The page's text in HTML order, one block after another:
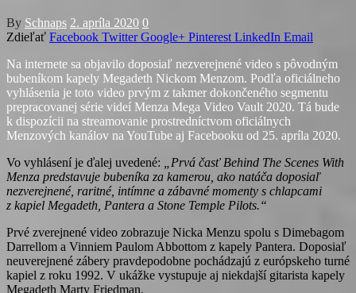
By Schnaps 2. apríla 2020 0
Zdieľať Facebook Twitter Google+ Pinterest LinkedIn Email
Na internete sa objavilo doposiaľ nezverejnené video s pôvodným
bubeníkom kapely Megadeth Nickom Menzom. Podľa oficiálneho
vyhlásenia je toto video prvým z takmer dokončeného segmentu
prepracovanej série videí Menza Mega Video Vault 2020. Tá bude
k dispozícii na streamovanie prostredníctvom oficiálnych
Menzových kanálov na YouTube aj Facebooku od 25. apríla 2020.
Vo vyhlásení je ďalej uvedené: „Prvá časť Behind The Scenes With
Menza predstavuje bubeníka za kamerou, ako natáča doposiaľ
nezverejnené, raritné, intímne a zábavné momenty s chlapcami
z kapiel Megadeth, Pantera a Stone Temple Pilots.“
Prvé zverejnené video zobrazuje Nicka Menzu spolu s Dimebagom
Darrellom a Vinniem Paulom Abbottom z kapely Pantera. Doposiaľ
neuverejnené zábery pravdepodobne pochádzajú z európskeho turné
kapiel z roku 1992. V ukážke vystupuje aj niekdajší gitarista kapely
Megadeth Marty Friedman.